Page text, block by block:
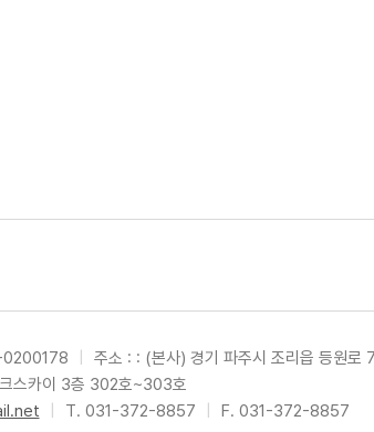
0200178
주소 : : (본사) 경기 파주시 조리읍 등원
스카이 3층 302호~303호
T. 031-372-8857 F. 031-372-8857